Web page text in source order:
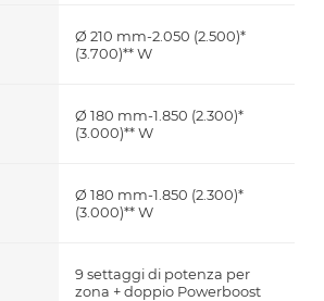
Ø 210 mm-2.050 (2.500)*
(3.700)** W
Ø 180 mm-1.850 (2.300)*
(3.000)** W
Ø 180 mm-1.850 (2.300)*
(3.000)** W
9 settaggi di potenza per
zona + doppio Powerboost